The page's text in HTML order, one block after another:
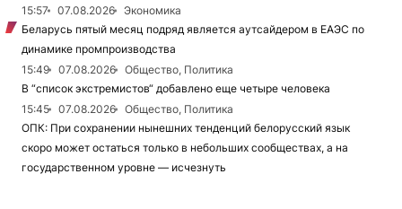
15:57
07.08.2026
Экономика
Беларусь пятый месяц подряд является аутсайдером в ЕАЭС по
динамике промпроизводства
15:49
07.08.2026
Общество, Политика
В “список экстремистов“ добавлено еще четыре человека
15:45
07.08.2026
Общество, Политика
ОПК: При сохранении нынешних тенденций белорусский язык
скоро может остаться только в небольших сообществах, а на
государственном уровне — исчезнуть